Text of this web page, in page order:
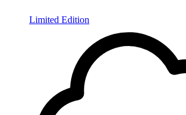
Limited Edition